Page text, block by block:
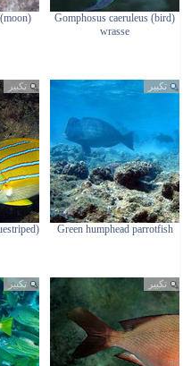
(Gomphosus caeruleus (bird
wrasse
تكبير
Green humphead parrotfish
تكبير
تكبير تكبير